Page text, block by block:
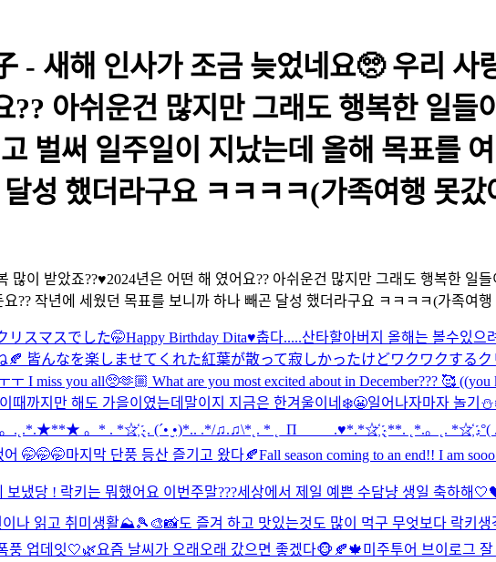
새해 인사가 조금 늦었네요🥺 우리 사
아쉬운건 많지만 그래도 행복한 일들
벌써 일주일이 지났는데 올해 목표를
성 했더라구요 ㅋㅋㅋㅋ(가족여행 못갔
이 받았죠??♥️2024년은 어떤 해 였어요?? 아쉬운건 많지만 그래도 행복한 일
?? 작년에 세웠던 목표를 보니까 하나 빼곤 달성 했더라구요 ㅋㅋㅋㅋ(가족여행
リスマスでした🤭Happy Birthday Dita♥️춥다.....산타할아버지 올해는 볼수있으
皆んなを楽しませてくれた紅葉が散って寂しかったけどワクワクする
I miss you all🥺🫶🏼 What are you most excited about in December??? 🥰
때까지만 해도 가을이였는데말이지 지금은 한겨울이네❄️😬일어나자마자 놀기
.˛.*.★**★ 。* . *☆҉ ˛. (´• ̮•)*.. .*/♫.♫\*˛. * ˛_Π_____.♥*.*☆҉ ˛**. ˛*.。˛. *☆҉ .°( .
어 🤭🤭🤭마지막 단풍 등산 즐기고 왔다🍂Fall season coming to an end!! I am
냈당 ! 락키는 뭐했어요 이번주말???세상에서 제일 예쁜 수담냥 생일 축하해
나 읽고 취미생활⛰️🎾🎨📸도 즐겨 하고 맛있는것도 많이 먹구 무엇보다 락키
풍 업데잇🤍🌿요즘 날씨가 오래오래 갔으면 좋겠다🐵🍂🍁미주투어 브이로그